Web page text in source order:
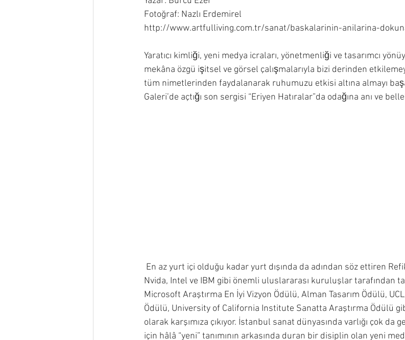
Fotoğraf: Nazlı Erdemirel
http://www.artfulliving.com.tr/sanat/baskalarinin-anilarina-
Yaratıcı kimliği, yeni medya icraları, yönetmenliği ve tasarımcı
mekâna özgü işitsel ve görsel çalışmalarıyla bizi derinden
tüm nimetlerinden faydalanarak ruhumuzu etkisi altına almayı
Galeri’de açtığı son sergisi “Eriyen Hatıralar”da odağına anı ve
Nvida, Intel ve IBM gibi önemli uluslararası kuruluşlar tarafından
Microsoft Araştırma En İyi Vizyon Ödülü, Alman Tasarım Ödülü,
Ödülü, University of California Institute Sanatta Araştırma Ödülü
olarak karşımıza çıkıyor. İstanbul sanat dünyasında varlığı çok da
için hâlâ “yeni” tanımının arkasında duran bir disiplin olan yeni